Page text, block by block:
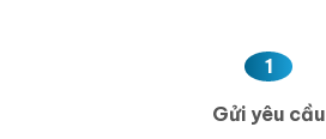
1
Gửi yêu cầu